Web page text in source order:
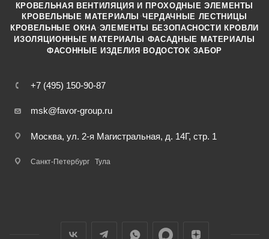
+7 (495) 150-90-87
msk@favor-group.ru
Москва, ул. 2-я Магистральная, д. 14Г, стр. 1
Санкт-Петербург Тула
КРОВЕЛЬНАЯ ВЕНТИЛЯЦИЯ И ПРОХОДНЫЕ ЭЛЕМЕНТЫ
КРОВЕЛЬНЫЕ МАТЕРИАЛЫ ·ЧЕРДАЧНЫЕ ЛЕСТНИЦЫ
КРОВЕЛЬНЫЕ ОКНА ·ЭЛЕМЕНТЫ БЕЗОПАСНОСТИ КРОВЛИ
ИЗОЛЯЦИОННЫЕ МАТЕРИАЛЫ ·ФАСАДНЫЕ МАТЕРИАЛЫ
ФАСОННЫЕ ИЗДЕЛИЯ ·ВОДОСТОК ·ЗАБОР